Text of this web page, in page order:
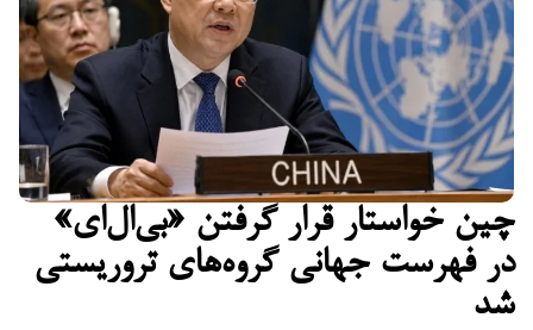
چین خواستار قرار گرفتن «بی‌ال‌ای»
در فهرست جهانی گروه‌های تروریستی
شد